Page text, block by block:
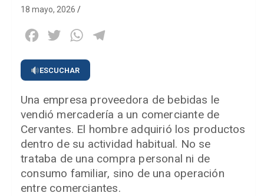
18 mayo, 2026
Facebook
Twitter WhatsApp
ESCUCHAR
Una empresa proveedora de bebidas le
vendió mercadería a un comerciante de
Cervantes. El hombre adquirió los productos
dentro de su actividad habitual. No se
trataba de una compra personal ni de
consumo familiar, sino de una operación
entre comerciantes.